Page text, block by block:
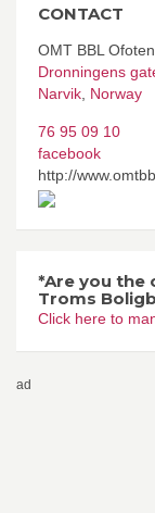
CONTACT
OMT BBL
Dronningens
Narvik, Norway
76 95 09 10
facebook
http://
*Are you the
Troms
Click here to
ad